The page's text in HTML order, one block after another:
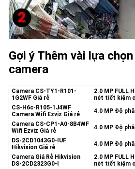
Gợi ý Thêm vài lựa
camera
Camera CS-TY1-R101-
1G2WF Giá rẻ
2.0 MP FULL
nét tiết kiệm
CS-H6c-R105-1J4WF
Camera Wifi Ezviz Giá rẻ
4.0 MP Độ
Camera CS-CP1-A0-8B4WF
Wifi Ezviz Giá rẻ
4.0 MP Độ
DS-2CD1043G0-IUF
Hikvision Giá rẻ
4.0 MP Độ
Camera Giá Rẻ Hikvision
DS-2CD2323G0-I
2.0 MP FULL
nét tiết kiệm